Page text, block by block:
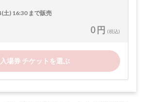
土) 16:30 まで販売
0 円 (税込)
入場券 チケットを選ぶ